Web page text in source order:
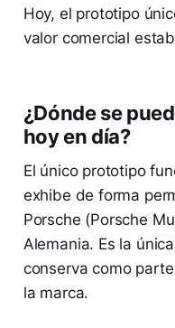
Hoy, el prototipo
valor comercial
¿Dónde se
hoy en día?
El único prototipo
exhibe de forma
Porsche (Porsche
Alemania. Es la
conserva como
la marca.